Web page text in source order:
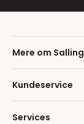
Mere om Salling
Kundeservice
Services